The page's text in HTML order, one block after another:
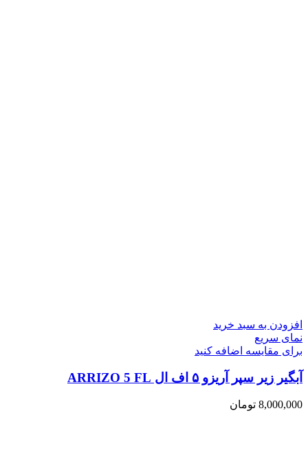
افزودن به سبد خرید
نمای سریع
برای مقایسه اضافه کنید
آبگیر زیر سپر آریزو ۵ اف ال ARRIZO 5 FL
8,000,000 تومان